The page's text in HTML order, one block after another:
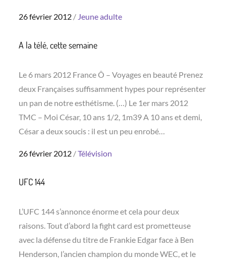
Posted
26 février 2012 Jeune adulte
A la télé, cette semaine
Le 6 mars 2012 France Ô – Voyages en beauté Prenez
deux Françaises suffisamment hypes pour représenter
un pan de notre esthétisme. (…) Le 1er mars 2012
TMC – Moi César, 10 ans 1/2, 1m39 A 10 ans et demi,
César a deux soucis : il est un peu enrobé…
Posted
26 février 2012 Télévision
UFC 144
L’UFC 144 s’annonce énorme et cela pour deux
raisons. Tout d’abord la fight card est prometteuse
avec la défense du titre de Frankie Edgar face à Ben
Henderson, l’ancien champion du monde WEC, et le